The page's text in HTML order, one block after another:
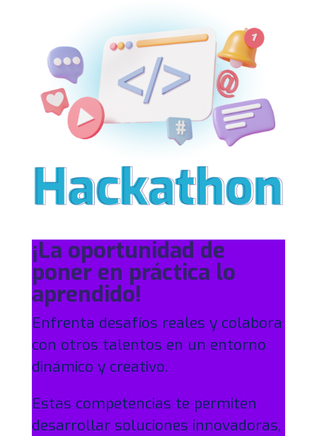
¡La oportunidad de
poner en práctica lo
aprendido!
Enfrenta desafíos reales y colabora
con otros talentos en un entorno
dinámico y creativo.
Estas competencias te permiten
desarrollar soluciones innovadoras,